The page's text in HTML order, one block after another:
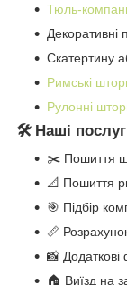
Тюль-
Декоративні
Скатертину
Римські
Рулонні
🛠️ Наші
✂️ Пошиття
📐 Пошиття
🎯 Підбір
📏
📸
🏠 Виїзд на